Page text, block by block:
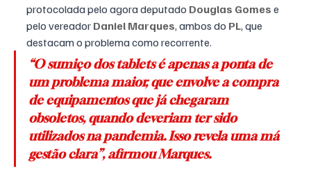
protocolada pelo agora deputado Douglas Gomes e
pelo vereador Daniel Marques, ambos do PL, que
destacam o problema como recorrente.
“O sumiço dos tablets é apenas a ponta de
um problema maior, que envolve a compra
de equipamentos que já chegaram
obsoletos, quando deveriam ter sido
utilizados na pandemia. Isso revela uma má
gestão clara”, afirmou Marques.